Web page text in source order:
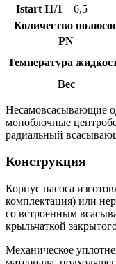
Istart I1/1
6,5
Количество
PN
Температура
Вес
Несамовсасывающие
моноблочные
радиальный
Конструкция
Корпус насоса
комплектация) или
со встроенным
крыльчаткой
Механическое